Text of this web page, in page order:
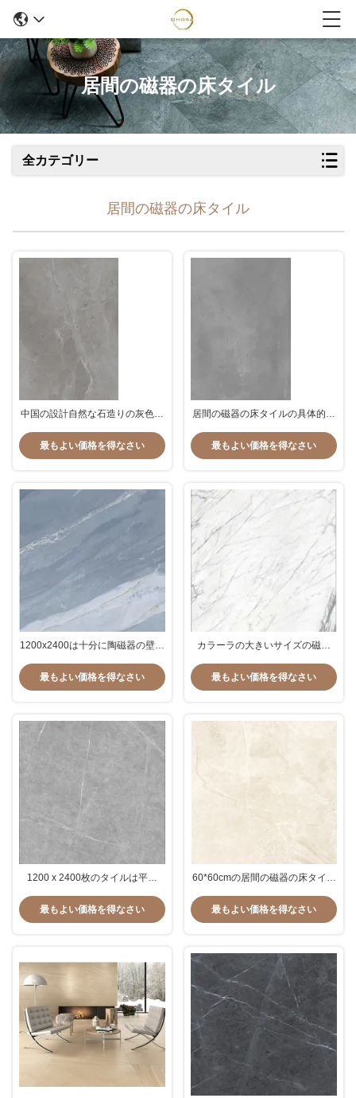
居間の磁器の床タイル
全カテゴリー
居間の磁器の床タイル
中国の設計自然な石造りの灰色の
イルの居間の磁器の床タイル
80*260cmを炎にあてた
最もよい価格を得なさい
居間の磁器の床タイルの具体的で
に800*2600mmを見えるよい価格
の床タイル
最もよい価格を得なさい
1200x2400は十分に陶磁器の壁が
張る艶をかけられた大きい灰色の
浴室の大理石を磨いた
最もよい価格を得なさい
カラーラの大きいサイズの磁器
の居間の磁器の床タイル
最もよい価格を得なさい
1200 x 2400枚のタイルは平板
い1200x2400に居間の磁器の床タ
最もよい価格を得なさい
60*60cmの居間の磁器の床タイル
けられた砥石で研がれた磁器のタ
最もよい価格を得なさい